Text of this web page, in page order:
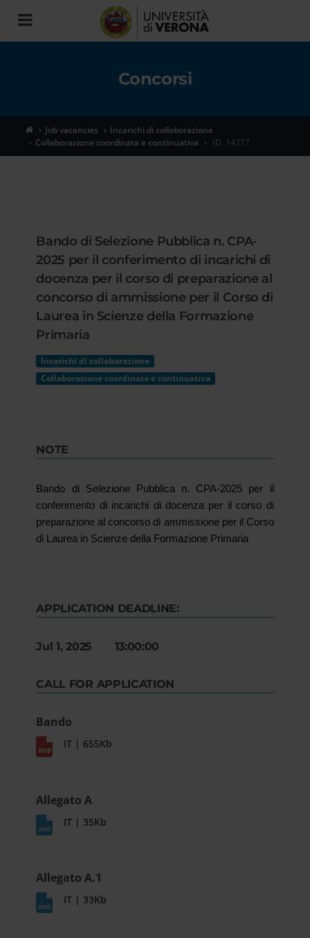
Toggle
navigation
Concorsi
Job vacancies
Incarichi di collaborazione
Collaborazione coordinata e continuativa
ID. 14777
Bando di Selezione Pubblica n. CPA-
2025 per il conferimento di incarichi di
docenza per il corso di preparazione al
concorso di ammissione per il Corso di
Laurea in Scienze della Formazione
Primaria
Incarichi di collaborazione
Collaborazione coordinata e continuativa
NOTE
Bando di Selezione Pubblica n. CPA-2025 per il
conferimento di incarichi di docenza per il corso di
preparazione al concorso di ammissione per il Corso
di Laurea in Scienze della Formazione Primaria
APPLICATION DEADLINE:
Jul 1, 2025 13:00:00
CALL FOR APPLICATION
Bando
IT | 655Kb
Allegato A
IT | 35Kb
Allegato A.1
IT | 33Kb